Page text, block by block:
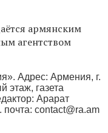
армянским
агентством
Адрес: Армения, г.
этаж, газета
Арарат
почта: contact@ra.am